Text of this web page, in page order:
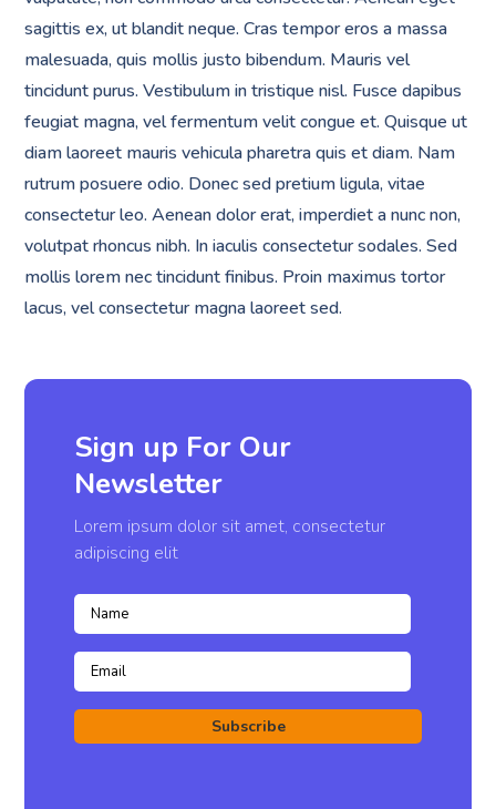
sagittis ex, ut blandit neque. Cras tempor eros a massa
malesuada, quis mollis justo bibendum. Mauris vel
tincidunt purus. Vestibulum in tristique nisl. Fusce dapibus
feugiat magna, vel fermentum velit congue et. Quisque ut
diam laoreet mauris vehicula pharetra quis et diam. Nam
rutrum posuere odio. Donec sed pretium ligula, vitae
consectetur leo. Aenean dolor erat, imperdiet a nunc non,
volutpat rhoncus nibh. In iaculis consectetur sodales. Sed
mollis lorem nec tincidunt finibus. Proin maximus tortor
lacus, vel consectetur magna laoreet sed.
Sign up For Our
Newsletter
Lorem ipsum dolor sit amet, consectetur
adipiscing elit
Subscribe